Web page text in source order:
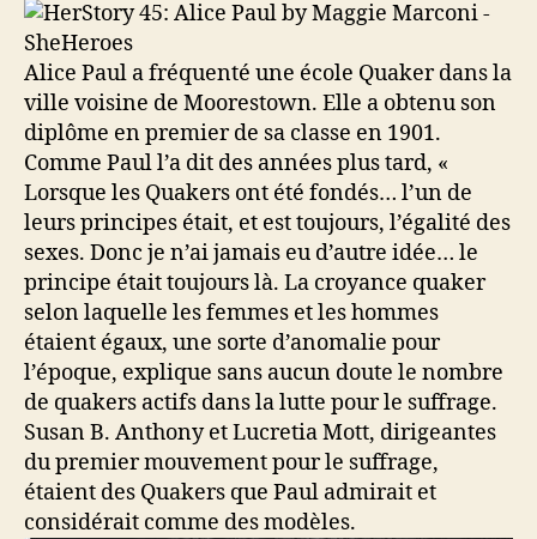
Alice Paul a fréquenté une école Quaker dans la
ville voisine de Moorestown. Elle a obtenu son
diplôme en premier de sa classe en 1901.
Comme Paul l’a dit des années plus tard, «
Lorsque les Quakers ont été fondés… l’un de
leurs principes était, et est toujours, l’égalité des
sexes. Donc je n’ai jamais eu d’autre idée… le
principe était toujours là. La croyance quaker
selon laquelle les femmes et les hommes
étaient égaux, une sorte d’anomalie pour
l’époque, explique sans aucun doute le nombre
de quakers actifs dans la lutte pour le suffrage.
Susan B. Anthony et Lucretia Mott, dirigeantes
du premier mouvement pour le suffrage,
étaient des Quakers que Paul admirait et
considérait comme des modèles.